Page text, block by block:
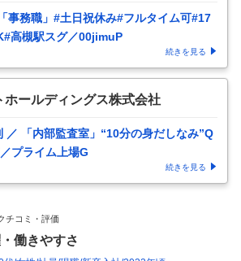
事務職」#土日祝休み#フルタイム可#17
高槻駅スグ／00jimuP
続きを見る
ホールディングス株式会社
／ 「内部監査室」“10分の身だしなみ”Q
プライム上場G
続きを見る
チコミ・評価
働きやすさ